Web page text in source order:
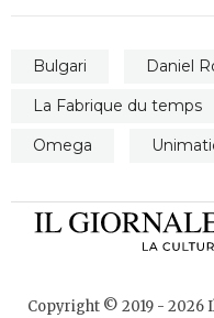
Bulgari Daniel
La Fabrique du temps
Omega
Copyright © 2019 - 2026